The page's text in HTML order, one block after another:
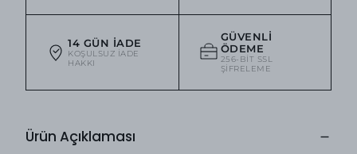
14 GÜN İADE
KOŞULSUZ IADE
HAKKI
GÜVENLI
ÖDEME
256-BIT SSL
ŞIFRELEME
Ürün Açıklaması